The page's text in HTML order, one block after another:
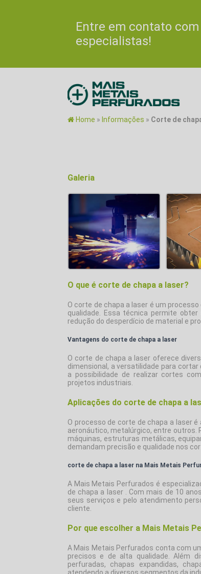
Entre em contato
especialistas!
Home » Informações » Corte de
Galeria
O que é corte de chapa a laser?
O corte de chapa a laser é um
qualidade. Essa técnica permite
redução do desperdício de material e
Vantagens do corte de chapa a laser
O corte de chapa a laser oferece
dimensional, a versatilidade para
a possibilidade de realizar cortes
projetos industriais.
Aplicações do corte de chapa a
O processo de corte de chapa a laseré
aeronáutico, metalúrgico, entre outros.
máquinas, estruturas metálicas,
demandam precisão e qualidade nos
corte de chapa a laser na Mais Metais
A Mais Metais Perfurados é
de chapa a laser. Com mais de 10
seus serviços e pelo atendimento
cliente.
Por que escolher a Mais Metais
A Mais Metais Perfurados conta com
precisos e de alta qualidade. Além
perfuradas, chapas expandidas,
atendendo a diversos segmentos da